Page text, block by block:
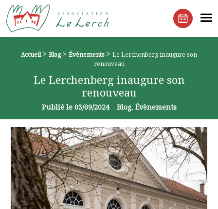
Le Lerchenberg Association à Mulhouse Dornach
Réserver
Fil d'Ariane :
Accueil > Blog > Évènements > Le Lerchenberg inaugure son
renouveau
Le Lerchenberg inaugure son
renouveau
Publié le 03/09/2024 Blog Évènements